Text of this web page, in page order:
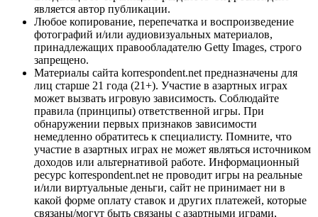
является автор публикации.
Любое копирование, перепечатка и воспроизведение
фотографий и/или аудиовизуальных материалов,
принадлежащих правообладателю Getty Images, строго
запрещено.
Материалы сайта korrespondent.net предназначены для
лиц старше 21 года (21+). Участие в азартных играх
может вызвать игровую зависимость. Соблюдайте
правила (принципы) ответственной игры. При
обнаружении первых признаков зависимости
немедленно обратитесь к специалисту. Помните, что
участие в азартных играх не может являться источником
доходов или альтернативой работе. Информационный
ресурс korrespondent.net не проводит игры на реальные
и/или виртуальные деньги, сайт не принимает ни в
какой форме оплату ставок и других платежей, которые
связаны/могут быть связаны с азартными играми,